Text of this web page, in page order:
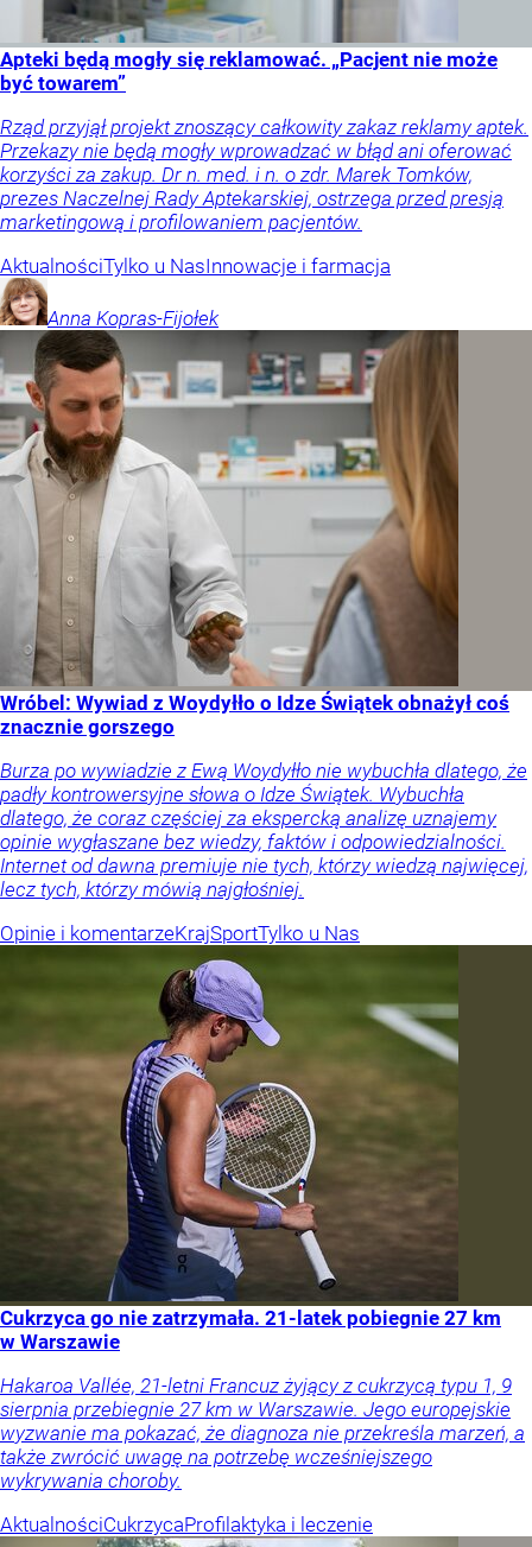
Apteki będą mogły się reklamować. „Pacjent nie może
być towarem”
Rząd przyjął projekt znoszący całkowity zakaz reklamy aptek.
Przekazy nie będą mogły wprowadzać w błąd ani oferować
korzyści za zakup. Dr n. med. i n. o zdr. Marek Tomków,
prezes Naczelnej Rady Aptekarskiej, ostrzega przed presją
marketingową i profilowaniem pacjentów.
AktualnościTylko u NasInnowacje i farmacja
Anna Kopras-Fijołek
Wróbel: Wywiad z Woydyłło o Idze Świątek obnażył coś
znacznie gorszego
Burza po wywiadzie z Ewą Woydyłło nie wybuchła dlatego, że
padły kontrowersyjne słowa o Idze Świątek. Wybuchła
dlatego, że coraz częściej za ekspercką analizę uznajemy
opinie wygłaszane bez wiedzy, faktów i odpowiedzialności.
Internet od dawna premiuje nie tych, którzy wiedzą najwięcej,
lecz tych, którzy mówią najgłośniej.
Opinie i komentarzeKrajSportTylko u Nas
Cukrzyca go nie zatrzymała. 21-latek pobiegnie 27 km
w Warszawie
Hakaroa Vallée, 21-letni Francuz żyjący z cukrzycą typu 1, 9
sierpnia przebiegnie 27 km w Warszawie. Jego europejskie
wyzwanie ma pokazać, że diagnoza nie przekreśla marzeń, a
także zwrócić uwagę na potrzebę wcześniejszego
wykrywania choroby.
AktualnościCukrzycaProfilaktyka i leczenie